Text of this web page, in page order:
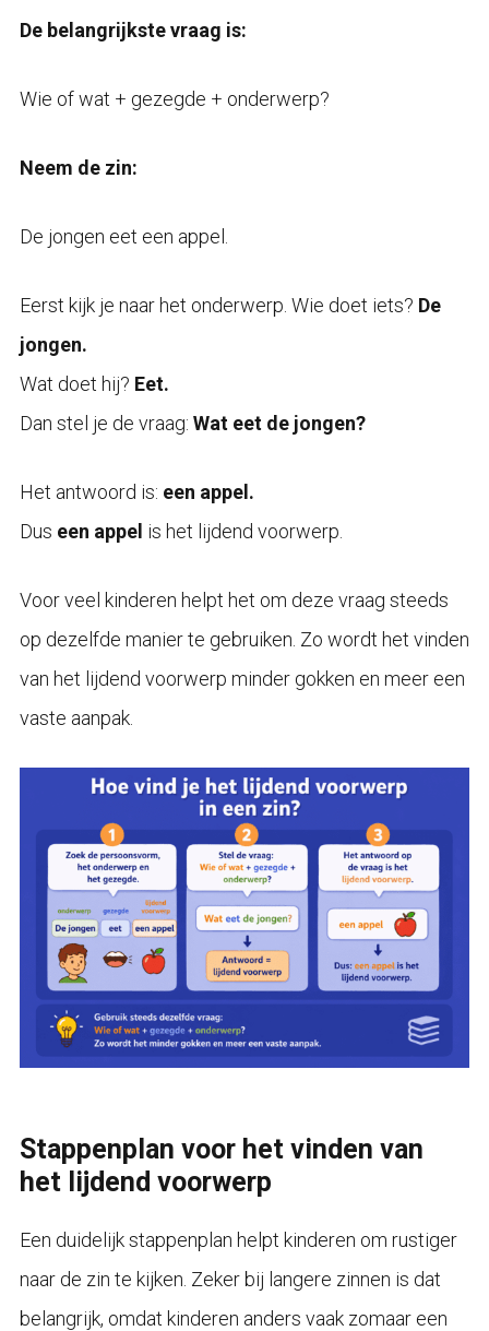
De belangrijkste vraag is:
Wie of wat + gezegde + onderwerp?
Neem de zin:
De jongen eet een appel.
Eerst kijk je naar het onderwerp. Wie doet iets? De
jongen.
Wat doet hij? Eet.
Dan stel je de vraag: Wat eet de jongen?
Het antwoord is: een appel.
Dus een appel is het lijdend voorwerp.
Voor veel kinderen helpt het om deze vraag steeds
op dezelfde manier te gebruiken. Zo wordt het vinden
van het lijdend voorwerp minder gokken en meer een
vaste aanpak.
Stappenplan voor het vinden van
het lijdend voorwerp
Een duidelijk stappenplan helpt kinderen om rustiger
naar de zin te kijken. Zeker bij langere zinnen is dat
belangrijk, omdat kinderen anders vaak zomaar een